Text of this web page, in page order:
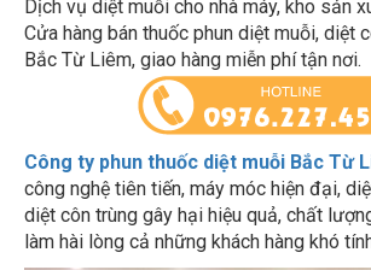
Bắc Từ Liêm, giao hàng miễn phí tận nơi.
Công ty phun thuốc diệt muỗi Bắc Từ
công nghệ tiên tiến, máy móc hiện đại,
diệt côn trùng gây hại hiệu quả, chất
làm hài lòng cả những khách hàng khó